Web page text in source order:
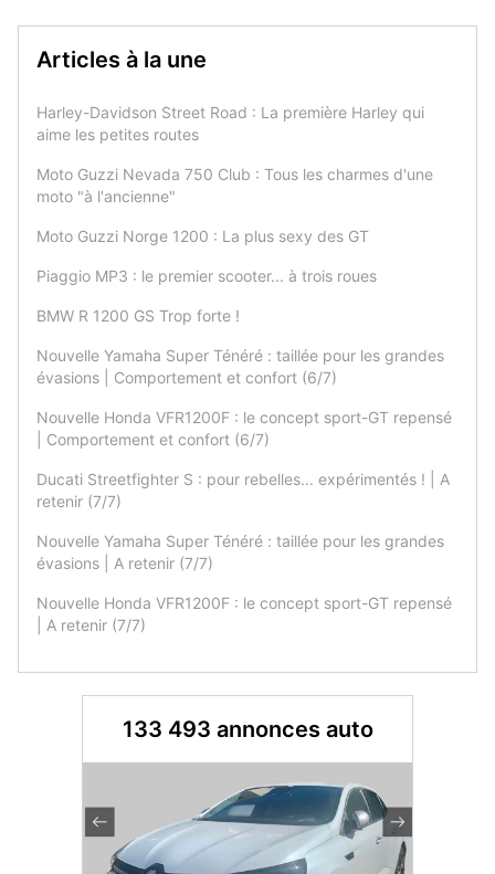
Articles à la une
Harley-Davidson Street Road : La première Harley qui
aime les petites routes
Moto Guzzi Nevada 750 Club : Tous les charmes d'une
moto "à l'ancienne"
Moto Guzzi Norge 1200 : La plus sexy des GT
Piaggio MP3 : le premier scooter... à trois roues
BMW R 1200 GS Trop forte !
Nouvelle Yamaha Super Ténéré : taillée pour les grandes
évasions | Comportement et confort (6/7)
Nouvelle Honda VFR1200F : le concept sport-GT repensé
| Comportement et confort (6/7)
Ducati Streetfighter S : pour rebelles... expérimentés ! | A
retenir (7/7)
Nouvelle Yamaha Super Ténéré : taillée pour les grandes
évasions | A retenir (7/7)
Nouvelle Honda VFR1200F : le concept sport-GT repensé
| A retenir (7/7)
133 493 annonces auto